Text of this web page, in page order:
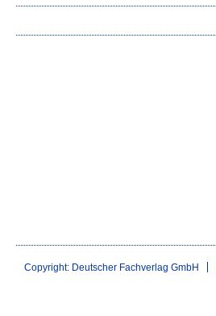
Copyright: Deutscher Fachverlag GmbH